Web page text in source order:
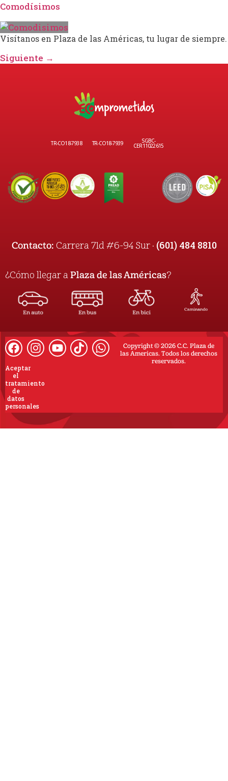
Comodísimos
Visítanos en Plaza de las Américas, tu lugar de siempre.
Siguiente →
TR-CO18-7938 TR-CO18-7939 SGBC-
CER11022615
Contacto: Carrera 71d #6-94 Sur · (601) 484 8810
¿Cómo llegar a Plaza de las Américas?
Copyright © 2026 C.C. Plaza de
las Americas. Todos los derechos
reservados.
Aceptar
el
tratamiento
de
datos
personales